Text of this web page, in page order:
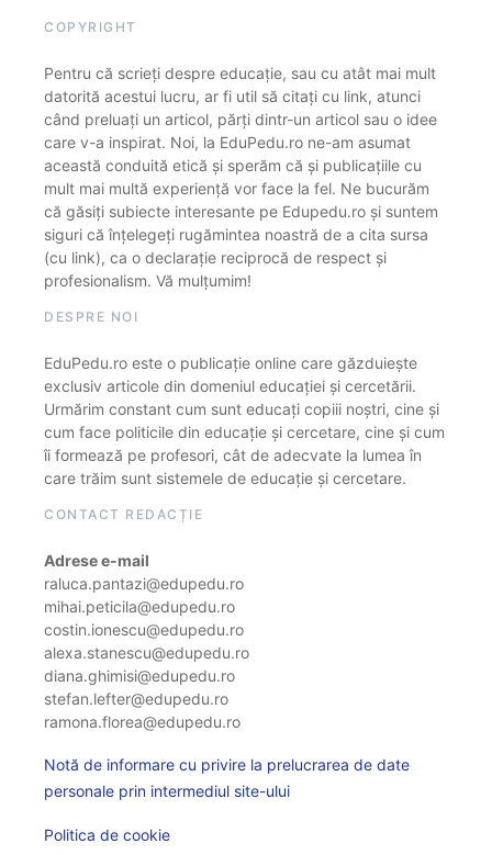
COPYRIGHT
Pentru că scrieți despre educație, sau cu atât mai mult
datorită acestui lucru, ar fi util să citați cu link, atunci
când preluați un articol, părți dintr-un articol sau o idee
care v-a inspirat. Noi, la EduPedu.ro ne-am asumat
această conduită etică și sperăm că și publicațiile cu
mult mai multă experiență vor face la fel. Ne bucurăm
că găsiți subiecte interesante pe Edupedu.ro și suntem
siguri că înțelegeți rugămintea noastră de a cita sursa
(cu link), ca o declarație reciprocă de respect și
profesionalism. Vă mulțumim!
DESPRE NOI
EduPedu.ro este o publicație online care găzduiește
exclusiv articole din domeniul educației și cercetării.
Urmărim constant cum sunt educați copiii noștri, cine și
cum face politicile din educație și cercetare, cine și cum
îi formează pe profesori, cât de adecvate la lumea în
care trăim sunt sistemele de educație și cercetare.
CONTACT REDACȚIE
Adrese e-mail
raluca.pantazi@edupedu.ro
mihai.peticila@edupedu.ro
costin.ionescu@edupedu.ro
alexa.stanescu@edupedu.ro
diana.ghimisi@edupedu.ro
stefan.lefter@edupedu.ro
ramona.florea@edupedu.ro
Notă de informare cu privire la prelucrarea de date
personale prin intermediul site-ului
Politica de cookie